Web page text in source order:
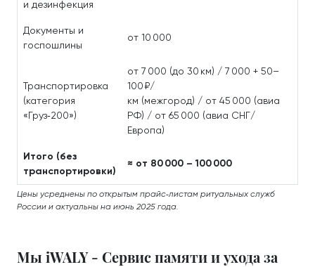
и дезинфекция
Документы и
госпошлины
от 10 000
Транспортировка
(категория
«Груз‑200»)
от 7 000 (до 30 км) / 7 000 + 50–
100 ₽/
км (межгород) / от 45 000 (авиа
РФ) / от 65 000 (авиа СНГ/
Европа)
Итого (без
транспортировки)
≈ от 80 000 – 100 000
Цены усреднены по открытым прайс‑листам ритуальных служб
России и актуальны на июнь 2025 года.
Мы iWALY - Сервис памяти и ухода за